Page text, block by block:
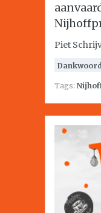
Piet
Tags: